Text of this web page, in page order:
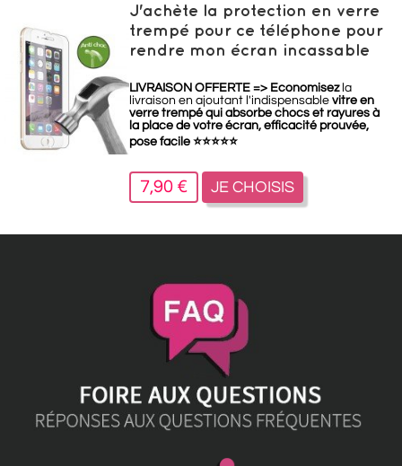
J'achète la protection en verre
trempé pour ce téléphone pour
rendre mon écran incassable
LIVRAISON OFFERTE => Economisezla
livraison en ajoutant l'indispensable vitre en
verre trempé qui absorbe chocs et rayures à
la place de votre écran, efficacité prouvée,
pose facile ⭐⭐⭐⭐⭐
7,90 € JE CHOISIS